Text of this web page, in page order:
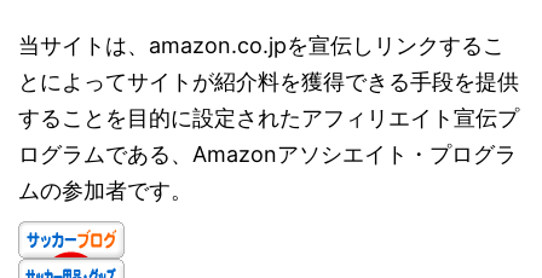
当サイトは、amazon.co.jpを宣伝しリンクするこ
とによってサイトが紹介料を獲得できる手段を提供
することを目的に設定されたアフィリエイト宣伝プ
ログラムである、Amazonアソシエイト・プログラ
ムの参加者です。